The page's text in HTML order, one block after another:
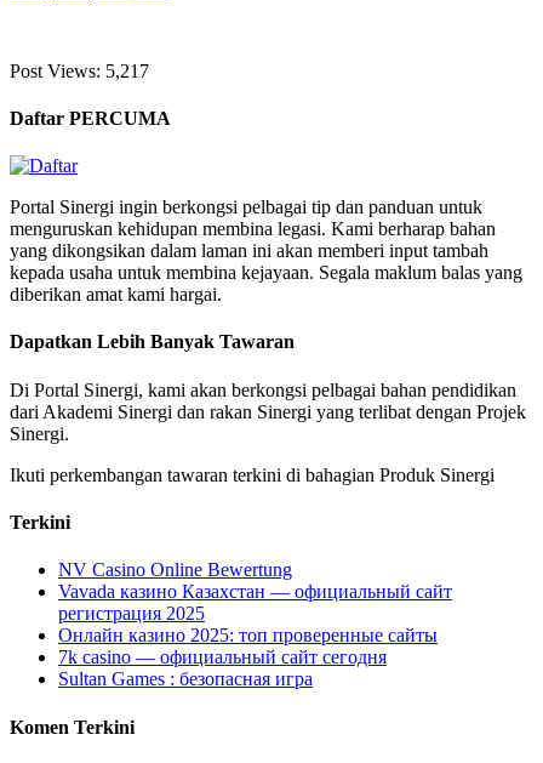
Post Views: 5,217
Daftar PERCUMA
Portal Sinergi ingin berkongsi pelbagai tip dan panduan untuk
menguruskan kehidupan membina legasi. Kami berharap bahan
yang dikongsikan dalam laman ini akan memberi input tambah
kepada usaha untuk membina kejayaan. Segala maklum balas yang
diberikan amat kami hargai.
Dapatkan Lebih Banyak Tawaran
Di Portal Sinergi, kami akan berkongsi pelbagai bahan pendidikan
dari Akademi Sinergi dan rakan Sinergi yang terlibat dengan Projek
Sinergi.
Ikuti perkembangan tawaran terkini di bahagian Produk Sinergi
Terkini
NV Casino Online Bewertung
Vavada казино Казахстан — официальный сайт
регистрация 2025
Онлайн казино 2025: топ проверенные сайты
7k casino — официальный сайт сегодня
Sultan Games : безопасная игра
Komen Terkini